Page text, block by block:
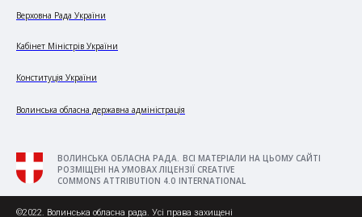
Верховна Рада України
Кабінет Міністрів України
Конституція України
Волинська обласна державна адміністрація
ВОЛИНСЬКА ОБЛАСНА РАДА. ВСІ МАТЕРІАЛИ НА ЦЬОМУ САЙТІ
РОЗМІЩЕНІ НА УМОВАХ ЛІЦЕНЗІЇ CREATIVE
COMMONS ATTRIBUTION 4.0 INTERNATIONAL
©2022. Волинська обласна рада. Усі права захищені